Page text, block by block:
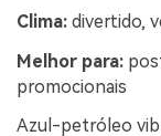
Clima: divertido,
Melhor para:
promocionais
Azul-petróleo